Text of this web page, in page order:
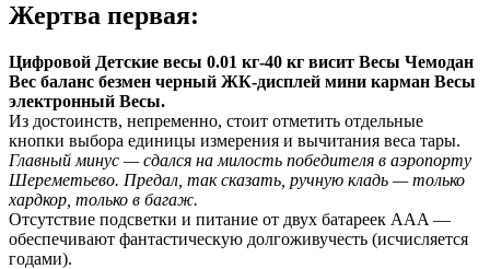
Жертва первая:
Цифровой Детские весы 0.01 кг-40 кг висит Весы Чемодан
Вес баланс безмен черный ЖК-дисплей мини карман Весы
электронный Весы.
Из достоинств, непременно, стоит отметить отдельные
кнопки выбора единицы измерения и вычитания веса тары.
Главный минус — сдался на милость победителя в аэропорту
Шереметьево. Предал, так сказать, ручную кладь — только
хардкор, только в багаж.
Отсутствие подсветки и питание от двух батареек AAA —
обеспечивают фантастическую долгоживучесть (исчисляется
годами).